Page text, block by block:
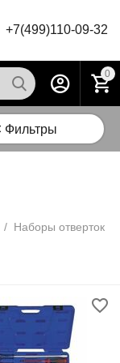
+7(499)110-09-32
0
Фильтры
/ Наборы отверток и